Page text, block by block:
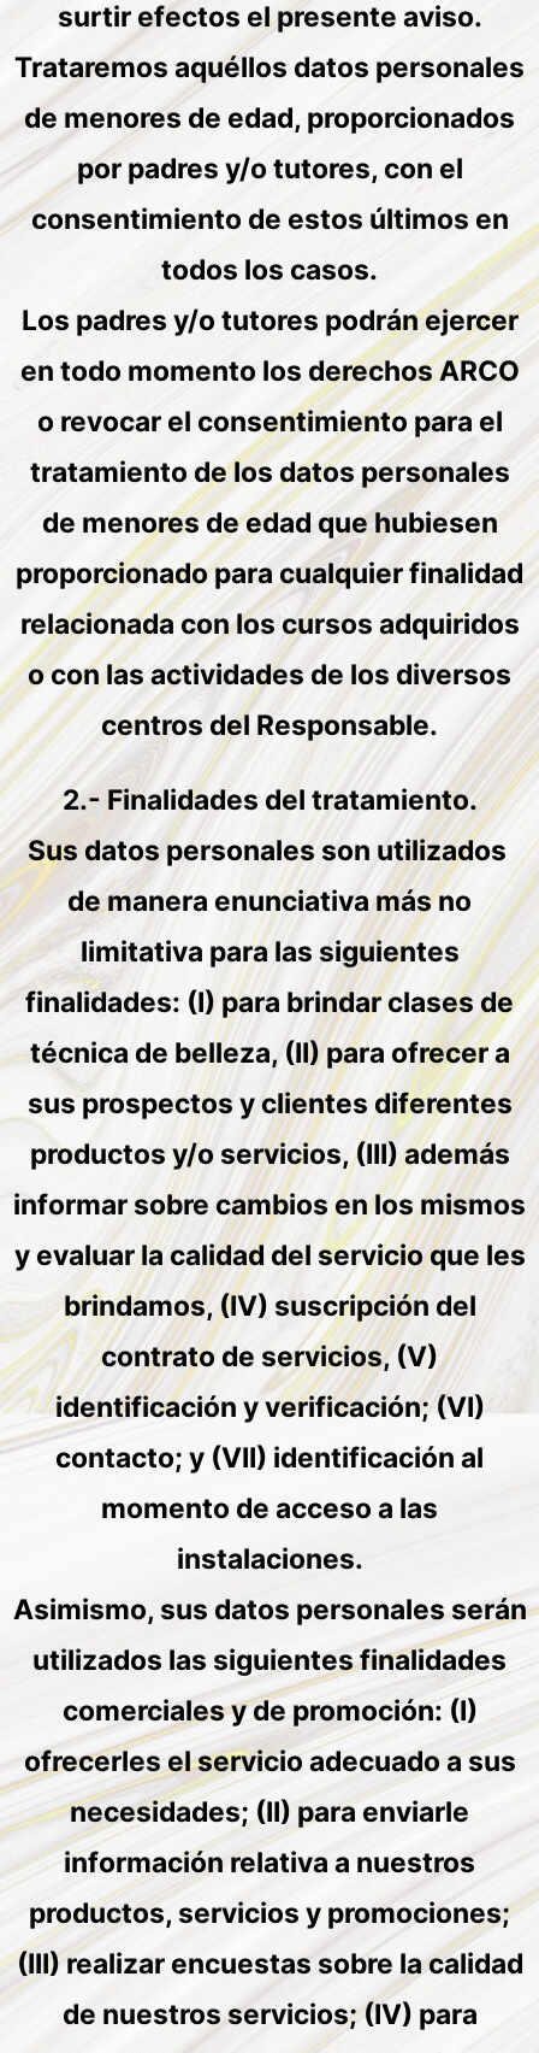
surtir efectos el presente aviso.
Trataremos aquéllos datos personales
de menores de edad, proporcionados
por padres y/o tutores, con el
consentimiento de estos últimos en
todos los casos.
Los padres y/o tutores podrán ejercer
en todo momento los derechos ARCO
o revocar el consentimiento para el
tratamiento de los datos personales
de menores de edad que hubiesen
proporcionado para cualquier finalidad
relacionada con los cursos adquiridos
o con las actividades de los diversos
centros del Responsable.
2.- Finalidades del tratamiento.
Sus datos personales son utilizados
de manera enunciativa más no
limitativa para las siguientes
finalidades: (I) para brindar clases de
técnica de belleza, (II) para ofrecer a
sus prospectos y clientes diferentes
productos y/o servicios, (III) además
informar sobre cambios en los mismos
y evaluar la calidad del servicio que les
brindamos, (IV) suscripción del
contrato de servicios, (V)
identificación y verificación; (VI)
contacto; y (VII) identificación al
momento de acceso a las
instalaciones.
Asimismo, sus datos personales serán
utilizados las siguientes finalidades
comerciales y de promoción: (I)
ofrecerles el servicio adecuado a sus
necesidades; (II) para enviarle
información relativa a nuestros
productos, servicios y promociones;
(III) realizar encuestas sobre la calidad
de nuestros servicios; (IV) para